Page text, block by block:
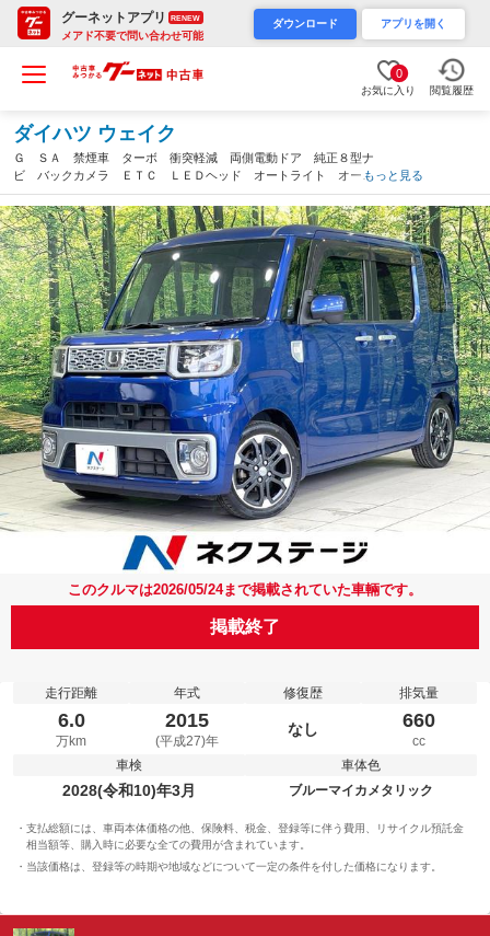
グーネットアプリ RENEW
メアド不要で問い合わせ可能
ダウンロード アプリを開く
0
お気に入り 閲覧履歴
ダイハツ ウェイク
Ｇ ＳＡ 禁煙車 ターボ 衝突軽減 両側電動ドア 純正８型ナ
ビ バックカメラ ＥＴＣ ＬＥＤヘッド オートライト オート
エアコン フロントフォグ スマートキー 電動格納ミラー 純正
１５インチアルミ（愛知県）
もっと見る
このクルマは2026/05/24まで掲載されていた車輛です。
掲載終了
走行距離
6.0
万km
年式
2015
(平成27)年
修復歴
なし
排気量
660
cc
車検
2028(令和10)年3月
車体色
ブルーマイカメタリック
支払総額には、車両本体価格の他、保険料、税金、登録等に伴う費用、リサイクル預託金
相当額等、購入時に必要な全ての費用が含まれています。
当該価格は、登録等の時期や地域などについて一定の条件を付した価格になります。